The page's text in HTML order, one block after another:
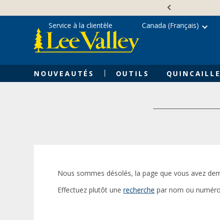
content
NOUVEAUTÉS OUTILS
Service à la clientèle Canada (Français)
Nous sommes désolés, la page que vous avez
Effectuez plutôt une recherche par nom ou